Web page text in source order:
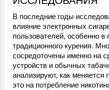
В последние годы
влияние электронных
пользователей, особенно в
традиционного курения.
сосредоточены именно на
устройств и обычных
анализируют, как
это на потребление